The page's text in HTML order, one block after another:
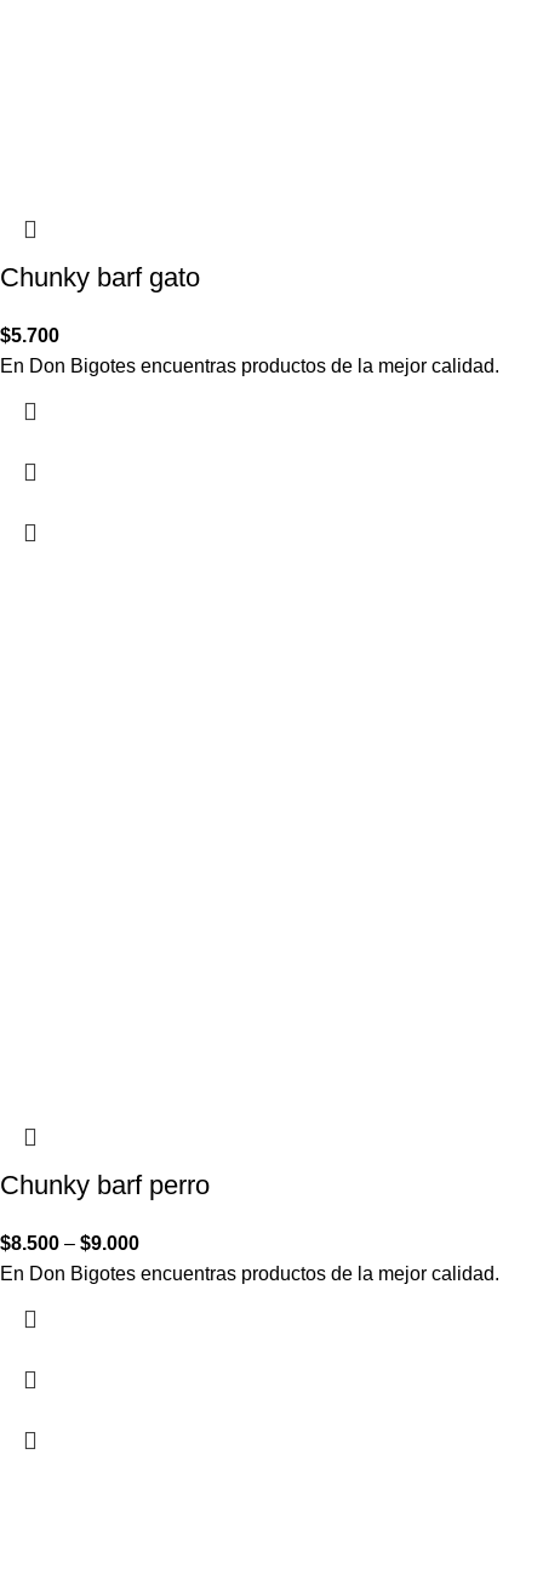
Chunky barf gato
$5.700
En Don Bigotes encuentras productos de la mejor calidad.
Chunky barf perro
$8.500 – $9.000
En Don Bigotes encuentras productos de la mejor calidad.